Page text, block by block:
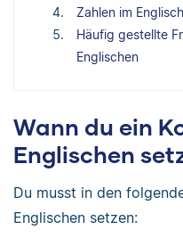
Zahlen im
Häufig gestellte
Englischen
Wann du ein
Englischen
Du musst in den
Englischen setzen: